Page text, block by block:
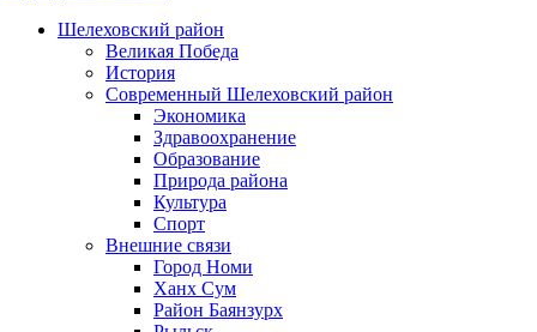
Шелеховский район
Великая Победа
История
Современный Шелеховский район
Экономика
Здравоохранение
Образование
Природа района
Культура
Спорт
Внешние связи
Город Номи
Ханх Сум
Район Баянзурх